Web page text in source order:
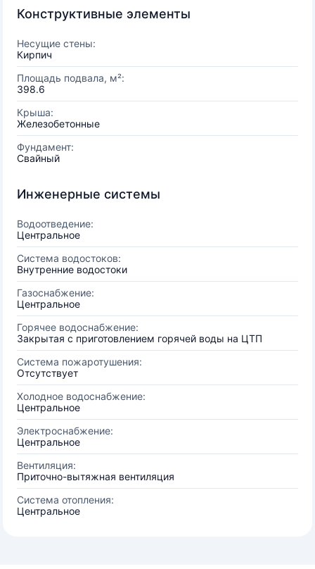
Конструктивные элементы
Несущие стены:
Кирпич
Площадь подвала, м²:
398.6
Крыша:
Железобетонные
Фундамент:
Свайный
Инженерные системы
Водоотведение:
Центральное
Система водостоков:
Внутренние водостоки
Газоснабжение:
Центральное
Горячее водоснабжение:
Закрытая с приготовлением горячей воды на ЦТП
Система пожаротушения:
Отсутствует
Холодное водоснабжение:
Центральное
Электроснабжение:
Центральное
Вентиляция:
Приточно-вытяжная вентиляция
Система отопления:
Центральное